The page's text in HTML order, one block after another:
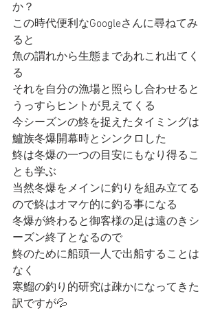
か？
この時代便利なGoogleさんに尋ねてみ
ると
魚の謂れから生態まであれこれ出てく
る
それを自分の漁場と照らし合わせると
うっすらヒントが見えてくる
今シーズンの鮗を捉えたタイミングは
鱸族冬爆開幕時とシンクロした
鮗は冬爆の一つの目安にもなり得るこ
とも学ぶ
当然冬爆をメインに釣りを組み立てる
ので鮗はオマケ的に釣る事になる
冬爆が終わると御客様の足は遠のきシ
ーズン終了となるので
鮗のために船頭一人で出船することは
なく
寒鰡の釣り的研究は疎かになってきた
訳ですが💦